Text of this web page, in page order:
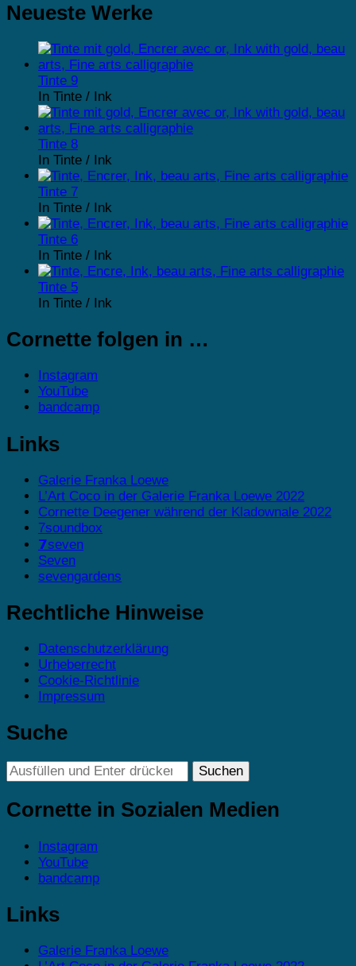
Neueste Werke
Tinte 9
In Tinte / Ink
Tinte 8
In Tinte / Ink
Tinte 7
In Tinte / Ink
Tinte 6
In Tinte / Ink
Tinte 5
In Tinte / Ink
Cornette folgen in …
Instagram
YouTube
bandcamp
Links
Galerie Franka Loewe
L’Art Coco in der Galerie Franka Loewe 2022
Cornette Deegener während der Kladownale 2022
7soundbox
𝟳seven
Seven
sevengardens
Rechtliche Hinweise
Datenschutzerklärung
Urheberrecht
Cookie-Richtlinie
Impressum
Suche
Suchst
du
nach
etwas?
Cornette in Sozialen Medien
Instagram
YouTube
bandcamp
Links
Galerie Franka Loewe